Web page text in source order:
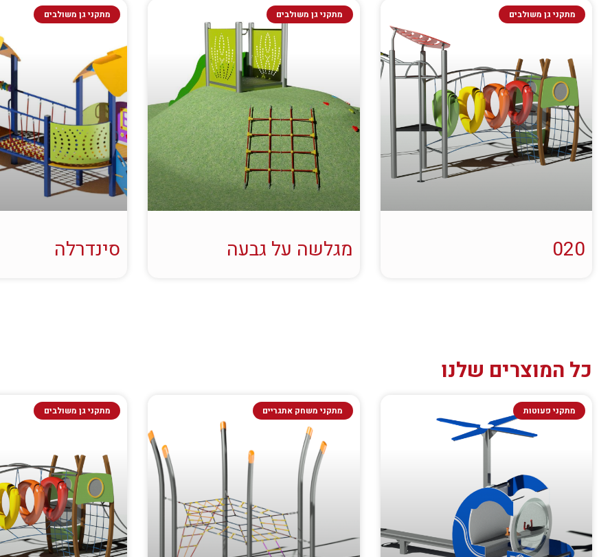
מתקני גן משולבים
020
מתקני גן משולבים
מגלשה על גבעה
מתקני גן משולבים
סינדרלה
כל המוצרים שלנו
מתקני פעוטות מתקני משחק אתגריים מתקני גן משולבים